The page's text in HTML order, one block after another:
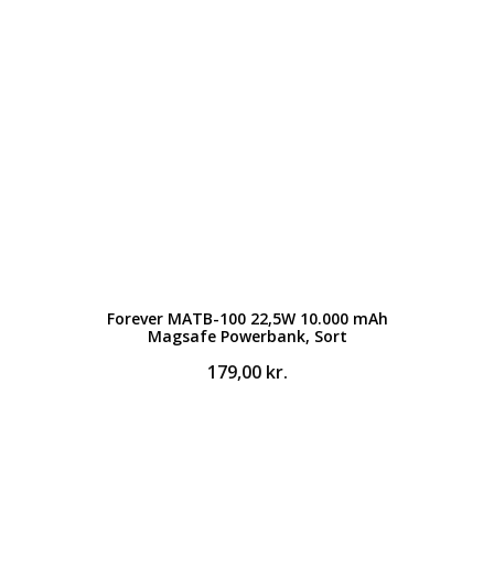
Forever MATB-100 22,5W 10.000 mAh
Magsafe Powerbank, Sort
179,00 kr.